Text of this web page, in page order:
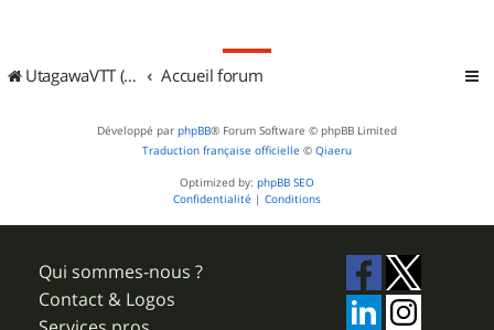
UtagawaVTT (Randos VTT et VTTAE avec traces GPS) Accueil forum
Développé par phpBB® Forum Software © phpBB Limited
Traduction française officielle © Qiaeru
Optimized by: phpBB SEO
Confidentialité | Conditions
Qui sommes-nous ?
Contact & Logos